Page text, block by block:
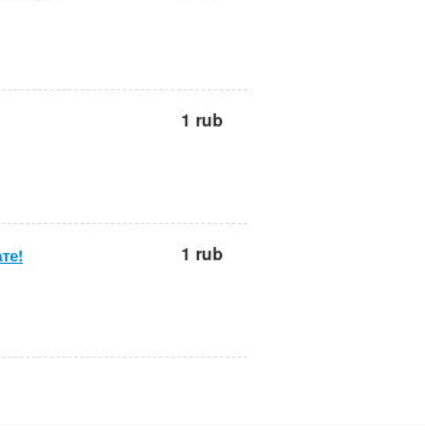
1 rub
1 rub